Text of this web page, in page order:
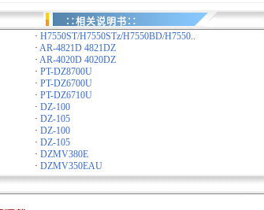
∷相关说明书∷
· H7550ST/H7550STz/H7550BD/H7550..
· AR-4821D 4821DZ
· AR-4020D 4020DZ
· PT-DZ8700U
· PT-DZ6700U
· PT-DZ6710U
· DZ-100
· DZ-105
· DZ-100
· DZ-105
· DZMV380E
· DZMV350EAU